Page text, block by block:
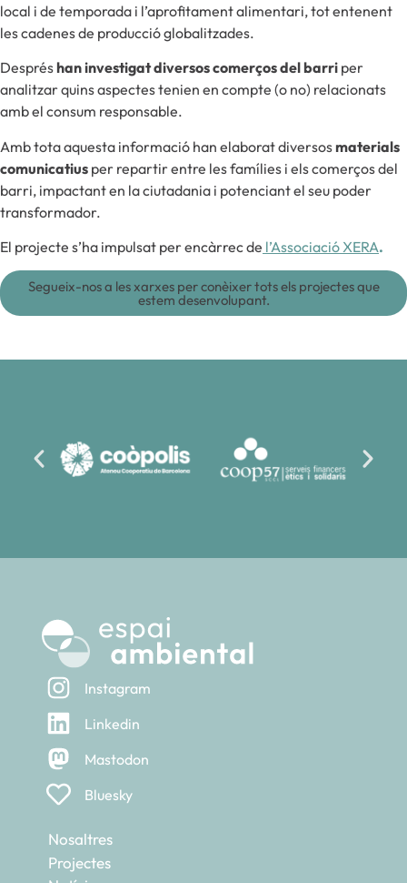
local i de temporada i l’aprofitament alimentari, tot entenent
les cadenes de producció globalitzades.
Despréshan investigat diversos comerços del barri per
analitzar quins aspectes tenien en compte (o no) relacionats
amb el consum responsable.
Amb tota aquesta informació han elaborat diversosmaterials
comunicatius per repartir entre les famílies i els comerços del
barri, impactant en la ciutadania i potenciant el seu poder
transformador.
El projecte s’ha impulsat per encàrrec de l’Associació XERA.
Segueix-nos a les xarxes per conèixer tots els projectes que
estem desenvolupant.
Instagram
Linkedin
Mastodon
Bluesky
Nosaltres
Projectes